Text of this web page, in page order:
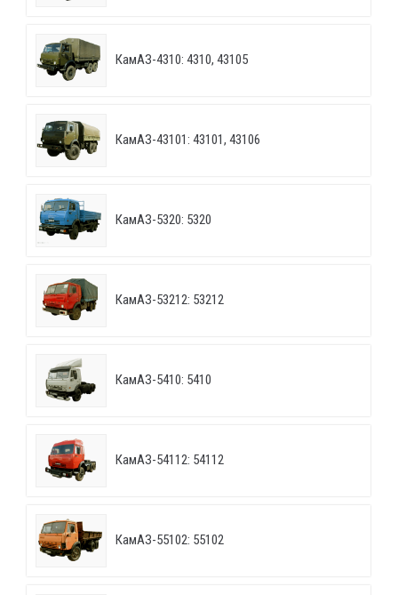
КамАЗ-4310: 4310, 43105
КамАЗ-43101: 43101, 43106
КамАЗ-5320: 5320
КамАЗ-53212: 53212
КамАЗ-5410: 5410
КамАЗ-54112: 54112
КамАЗ-55102: 55102